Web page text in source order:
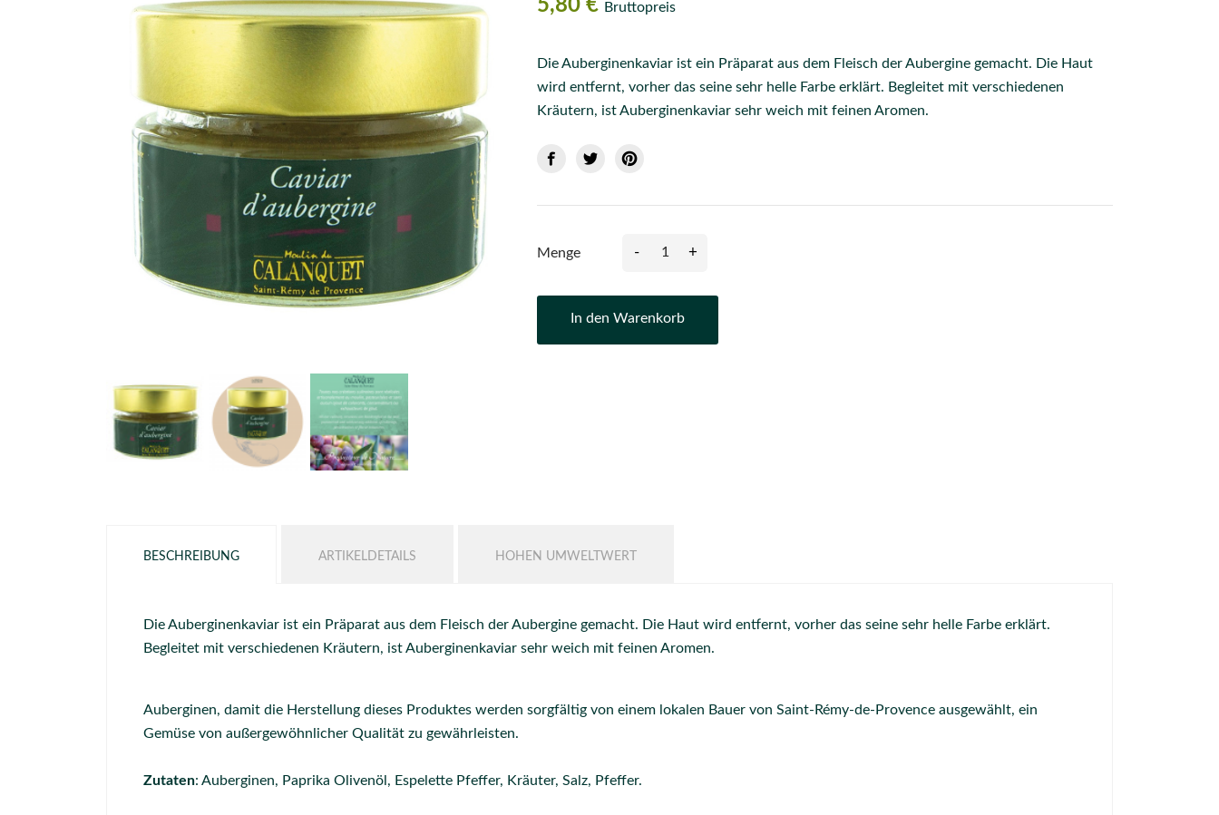
5,80 € Bruttopreis
Die Auberginenkaviar ist ein Präparat aus dem Fleisch der Aubergine gemacht. Die Haut
wird entfernt, vorher das seine sehr helle Farbe erklärt. Begleitet mit verschiedenen
Kräutern, ist Auberginenkaviar sehr weich mit feinen Aromen.
Menge - +
In den Warenkorb
BESCHREIBUNG ARTIKELDETAILS HOHEN UMWELTWERT
Die Auberginenkaviar ist ein Präparat aus dem Fleisch der Aubergine gemacht. Die Haut wird entfernt, vorher das seine sehr helle Farbe erklärt.
Begleitet mit verschiedenen Kräutern, ist Auberginenkaviar sehr weich mit feinen Aromen.
Auberginen, damit die Herstellung dieses Produktes werden sorgfältig von einem lokalen Bauer von Saint-Rémy-de-Provence ausgewählt, ein
Gemüse von außergewöhnlicher Qualität zu gewährleisten.
Zutaten: Auberginen, Paprika Olivenöl, Espelette Pfeffer, Kräuter, Salz, Pfeffer.